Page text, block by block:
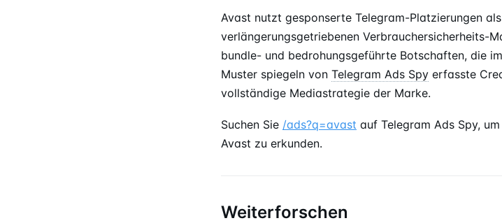
Avast nutzt gesponserte Telegram-Platzierungen
verlängerungsgetriebenen Verbrauchersicherheits-
bundle- und bedrohungsgeführte Botschaften, die
Muster spiegeln von Telegram Ads Spy erfasste
vollständige Mediastrategie der Marke.
Suchen Sie /ads?q=avast auf Telegram Ads Spy,
Avast zu erkunden.
Weiterforschen